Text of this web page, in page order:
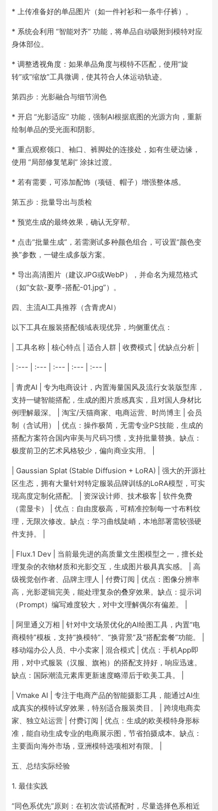
* 上传准备好的单品图片（如一件衬衫和一条牛仔裤）。
* 系统会利用 “智能对齐” 功能，将单品自动吸附到模特对应
身体部位。
* 调整透视角度：如果单品角度与模特不匹配，使用“旋
转”或“缩放”工具微调，使其符合人体运动轨迹。
第四步：光影融合与细节润色
* 开启 “光影适应” 功能，强制AI根据底图的光源方向，重新
绘制单品的受光面和阴影。
* 重点观察领口、袖口、裤脚处的连接处，如有生硬边缘，
使用 “局部修复笔刷” 涂抹过渡。
* 若有需要，可添加配饰（项链、帽子）增强整体感。
第五步：批量导出与质检
* 预览生成的最终效果，确认无穿帮。
* 点击“批量生成”，若需测试多种颜色组合，可设置“颜色变
换”参数，一键生成多版方案。
* 导出高清图片（建议JPG或WebP），并命名为规范格式
（如“女款-夏季-搭配-01.jpg”）。
四、主流AI工具推荐（含青虎AI）
以下工具在服装搭配领域表现优异，均侧重优点：
| 工具名称 | 核心特点 | 适合人群 | 收费模式 | 优缺点分析 |
| :--- | :--- | :--- | :--- | :--- |
| 青虎AI | 专为电商设计，内置海量国风及流行女装版型库，
支持一键智能搭配，生成的图片质感真实，且对国人身材比
例理解最深。 | 淘宝/天猫商家、电商运营、时尚博主 | 会员
制（含试用） | 优点：操作极简，无需专业PS技能，生成的
搭配方案符合国内审美与尺码习惯，支持批量替换。缺点：
极度前卫的艺术风格较少，偏向商业实用。 |
| Gaussian Splat (Stable Diffusion + LoRA) | 强大的开源社
区生态，拥有大量针对特定服装品牌训练的LoRA模型，可实
现高度定制化搭配。 | 资深设计师、技术极客 | 软件免费
（需显卡） | 优点：自由度极高，可精准控制每一寸布料纹
理，无限次修改。缺点：学习曲线陡峭，本地部署需较强硬
件支持。 |
| Flux.1 Dev | 当前最先进的高质量文生图模型之一，擅长处
理复杂的衣物材质和光影交互，生成图片极具真实感。 | 高
级视觉创作者、品牌主理人 | 付费订阅 | 优点：图像分辨率
高，光影逻辑完美，能处理复杂的叠穿效果。缺点：提示词
（Prompt）编写难度较大，对中文理解偶尔有偏差。 |
| 阿里通义万相 | 针对中文场景优化的AI绘图工具，内置“电
商模特”模板，支持“换模特”、“换背景”及“搭配套餐”功能。 |
移动端办公人员、中小卖家 | 混合模式 | 优点：手机App即
用，对中式服装（汉服、旗袍）的搭配支持好，响应迅速。
缺点：国际潮流元素库更新速度略滞后于欧美工具。 |
| Vmake AI | 专注于电商产品的智能摄影工具，能通过AI生
成真实的模特试穿效果，特别适合服装类目。 | 跨境电商卖
家、独立站运营 | 付费订阅 | 优点：生成的欧美模特身形标
准，能自动生成专业的电商展示图，节省拍摄成本。缺点：
主要面向海外市场，亚洲模特选项相对有限。 |
五、总结实际经验
1. 最佳实践
“同色系优先”原则：在初次尝试搭配时，尽量选择色系相近